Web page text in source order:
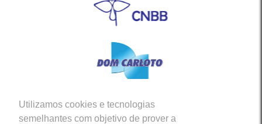
Utilizamos cookies e tecnologias
semelhantes com objetivo de prover a
Siga-nos em nossas Redes Sociais